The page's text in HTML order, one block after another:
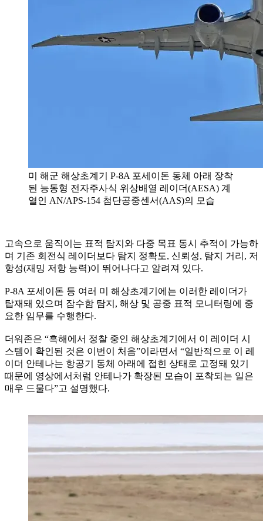
미 해군 해상초계기 P-8A 포세이돈 동체 아래 장착
된 능동형 전자주사식 위상배열 레이더(AESA) 계
열인 AN/APS-154 첨단공중센서(AAS)의 모습
고속으로 움직이는 표적 탐지와 다중 목표 동시 추적이 가능하
며 기존 회전식 레이더보다 탐지 정확도, 신뢰성, 탐지 거리, 저
항성(재밍 저항 능력)이 뛰어나다고 알려져 있다.
P-8A 포세이돈 등 여러 미 해상초계기에는 이러한 레이더가
탑재돼 있으며 잠수함 탐지, 해상 및 공중 표적 모니터링에 중
요한 임무를 수행한다.
더워존은 “흑해에서 정찰 중인 해상초계기에서 이 레이더 시
스템이 확인된 것은 이번이 처음”이라면서 “일반적으로 이 레
이더 안테나는 항공기 동체 아래에 접힌 상태로 고정돼 있기
때문에 영상에서처럼 안테나가 확장된 모습이 포착되는 일은
매우 드물다”고 설명했다.